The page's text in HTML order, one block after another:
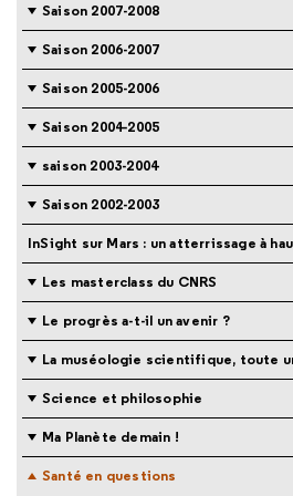
Saison 2007-2008
Saison 2006-2007
Saison 2005-2006
Saison 2004-2005
saison 2003-2004
Saison 2002-2003
InSight sur Mars : un atterrissage à
Les masterclass du CNRS
Le progrès a-t-il un avenir ?
La muséologie scientifique, toute
Science et philosophie
Ma Planète demain !
Santé en questions